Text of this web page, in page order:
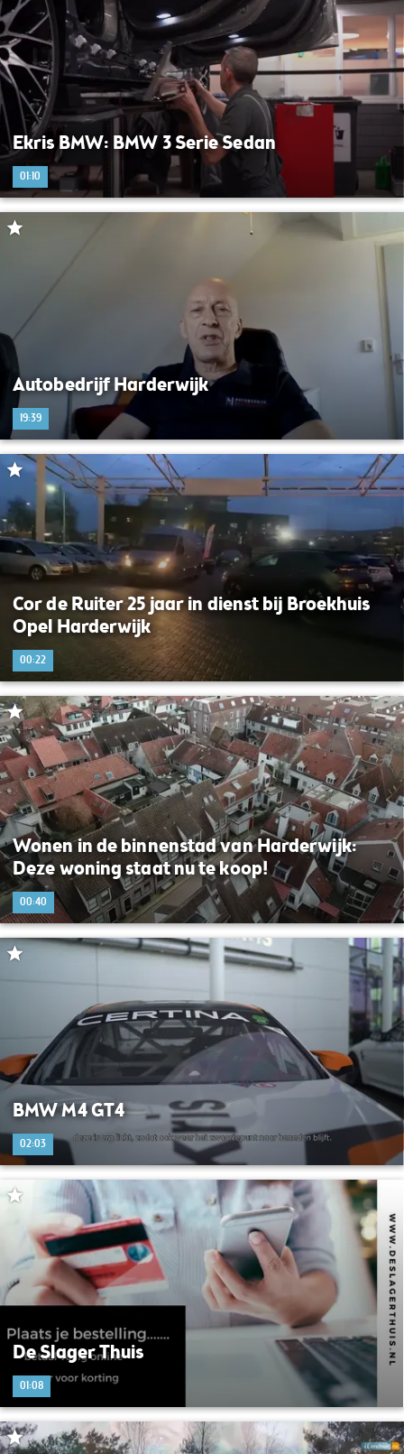
Ekris BMW: BMW 3 Serie Sedan
01:10
Autobedrijf Harderwijk
19:39
Cor de Ruiter 25 jaar in dienst bij Broekhuis
Opel Harderwijk
00:22
Wonen in de binnenstad van Harderwijk:
Deze woning staat nu te koop!
00:40
BMW M4 GT4
02:03
De Slager Thuis
01:08